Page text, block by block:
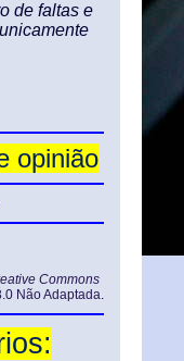
de faltas e
opinião
Commons
Não Adaptada.